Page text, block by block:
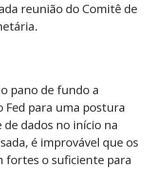
reunião do Comitê de
pano de fundo a
Fed para uma postura
dados no início na
é improvável que os
fortes o suficiente para